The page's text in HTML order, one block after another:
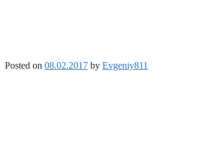
Posted on 08.02.2017 by Evgeniy811